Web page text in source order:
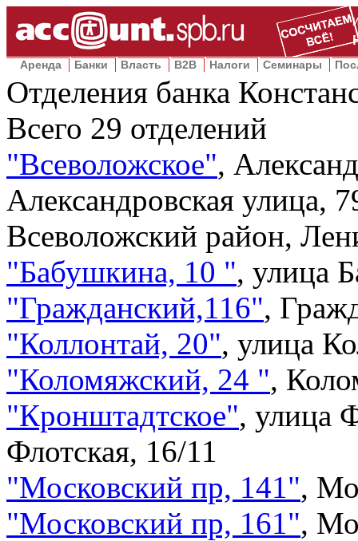
Аренда Банки Власть B2B Налоги Семинары
Отделения банка
Всего 29 отделений
"Всеволожское",
Александровская улица,
Всеволожский район,
"Бабушкина, 10 ", улица
"Гражданский,116",
"Коллонтай, 20", улица
"Коломяжский, 24 ",
"Кронштадтское", улица
Флотская, 16/11
"Московский пр, 141",
"Московский пр, 161",